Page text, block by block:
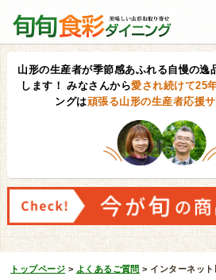
山形の生産者が季節感あふれる自慢の逸
します！ みなさんから愛され続けて25
ングは頑張る山形の生産者応援
トップページ > よくあるご質問 > インターネッ